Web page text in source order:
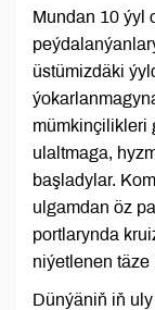
Mundan 10 ýyl
üstümizdäki
mümkinçilikleri
ulaltmaga,
başladylar.
ulgamdan öz
portlarynda
niýetlenen täze
Dünýäniň iň